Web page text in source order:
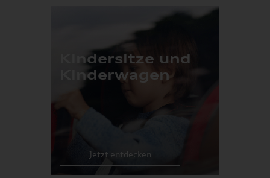
Kindersitze und
Kinderwagen
Jetzt entdecken